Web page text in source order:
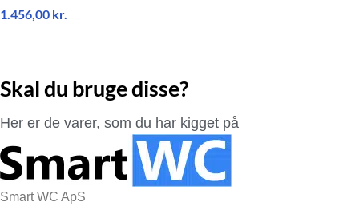
1.456,00 kr.
Skal du bruge disse?
Her er de varer, som du har kigget på
Smart WC ApS